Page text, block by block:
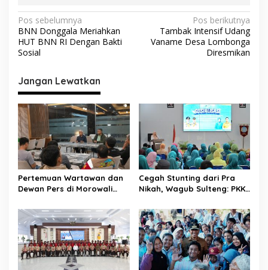
N
a
v
i
g
a
s
i
p
o
s
Pos sebelumnya
BNN Donggala Meriahkan
HUT BNN RI Dengan Bakti
Sosial
Pos berikutnya
Tambak Intensif Udang
Vaname Desa Lombonga
Diresmikan
Jangan Lewatkan
Pertemuan Wartawan dan
Dewan Pers di Morowali
dan Peningkatan
Kompetensi Jurnalis
Cegah Stunting dari Pra
Nikah, Wagub Sulteng: PKK
Selamatkan Generasi Emas